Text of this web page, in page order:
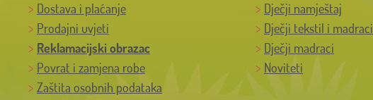
Dostava i plaćanje
Prodajni uvjeti
Reklamacijski obrazac
Povrat i zamjena robe
Zaštita osobnih podataka
Dječji namještaj
Dječji tekstil i madraci
Dječji madraci
Noviteti